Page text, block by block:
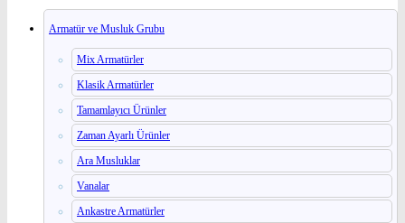
Armatür ve Musluk Grubu
Mix Armatürler
Klasik Armatürler
Tamamlayıcı Ürünler
Zaman Ayarlı Ürünler
Ara Musluklar
Vanalar
Ankastre Armatürler